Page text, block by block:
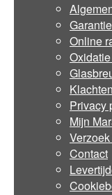
Online
Klachten
Privacy
Mijn
Contact